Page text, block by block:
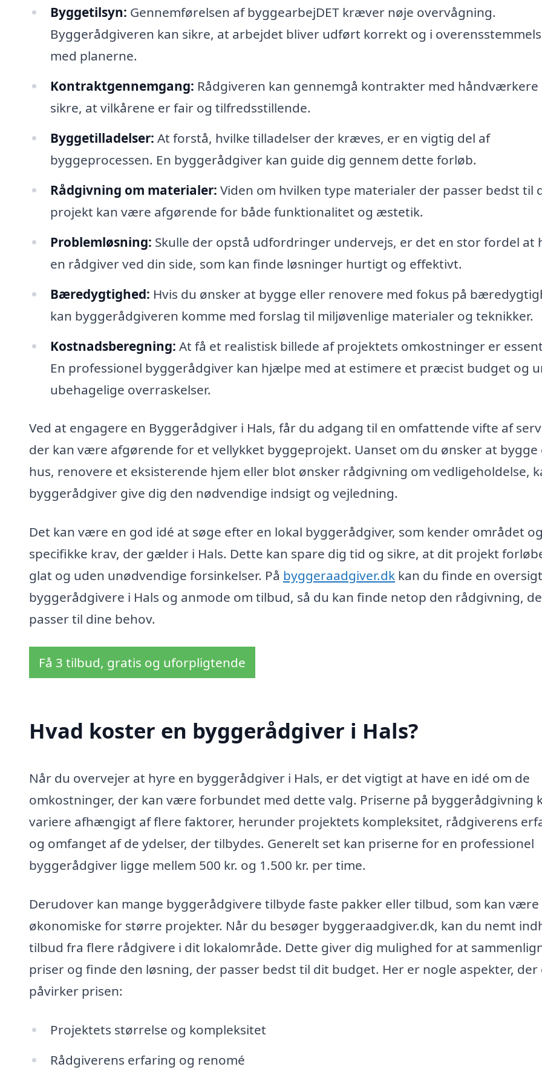
Byggetilsyn: Gennemførelsen af byggearbejDET kræver nøje overvågning.
Byggerådgiveren kan sikre, at arbejdet bliver udført korrekt og i
med planerne.
Kontraktgennemgang: Rådgiveren kan gennemgå kontrakter med håndværkere
sikre, at vilkårene er fair og tilfredsstillende.
Byggetilladelser: At forstå, hvilke tilladelser der kræves, er en vigtig del af
byggeprocessen. En byggerådgiver kan guide dig gennem dette forløb.
Rådgivning om materialer: Viden om hvilken type materialer der passer bedst til
projekt kan være afgørende for både funktionalitet og æstetik.
Problemløsning: Skulle der opstå udfordringer undervejs, er det en stor fordel at
en rådgiver ved din side, som kan finde løsninger hurtigt og effektivt.
Bæredygtighed: Hvis du ønsker at bygge eller renovere med fokus på
kan byggerådgiveren komme med forslag til miljøvenlige materialer og teknikker.
Kostnadsberegning: At få et realistisk billede af projektets omkostninger er
En professionel byggerådgiver kan hjælpe med at estimere et præcist budget og
ubehagelige overraskelser.
Ved at engagere en Byggerådgiver i Hals, får du adgang til en omfattende vifte af
der kan være afgørende for et vellykket byggeprojekt. Uanset om du ønsker at bygge
hus, renovere et eksisterende hjem eller blot ønsker rådgivning om vedligeholdelse,
byggerådgiver give dig den nødvendige indsigt og vejledning.
Det kan være en god idé at søge efter en lokal byggerådgiver, som kender området
specifikke krav, der gælder i Hals. Dette kan spare dig tid og sikre, at dit projekt
glat og uden unødvendige forsinkelser. På byggeraadgiver.dk kan du finde en
byggerådgivere i Hals og anmode om tilbud, så du kan finde netop den rådgivning,
passer til dine behov.
Få 3 tilbud, gratis og uforpligtende
Hvad koster en byggerådgiver i Hals?
Når du overvejer at hyre en byggerådgiver i Hals, er det vigtigt at have en idé om de
omkostninger, der kan være forbundet med dette valg. Priserne på byggerådgivning
variere afhængigt af flere faktorer, herunder projektets kompleksitet, rådgiverens
og omfanget af de ydelser, der tilbydes. Generelt set kan priserne for en professionel
byggerådgiver ligge mellem 500 kr. og 1.500 kr. per time.
Derudover kan mange byggerådgivere tilbyde faste pakker eller tilbud, som kan
økonomiske for større projekter. Når du besøger byggeraadgiver.dk, kan du nemt
tilbud fra flere rådgivere i dit lokalområde. Dette giver dig mulighed for at
priser og finde den løsning, der passer bedst til dit budget. Her er nogle aspekter,
påvirker prisen:
Projektets størrelse og kompleksitet
Rådgiverens erfaring og renomé